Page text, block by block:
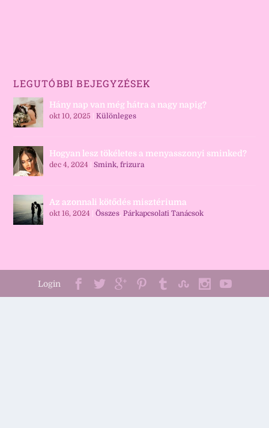
LEGUTÓBBI BEJEGYZÉSEK
Hány nap van még hátra a nagy napig?
okt 10, 2025 |Különleges
Hogyan lesz tökéletes a menyasszonyi sminked?
dec 4, 2024 |Smink, frizura
Az azonnali kötődés misztériuma
okt 16, 2024 |Összes,Párkapcsolati Tanácsok
Login